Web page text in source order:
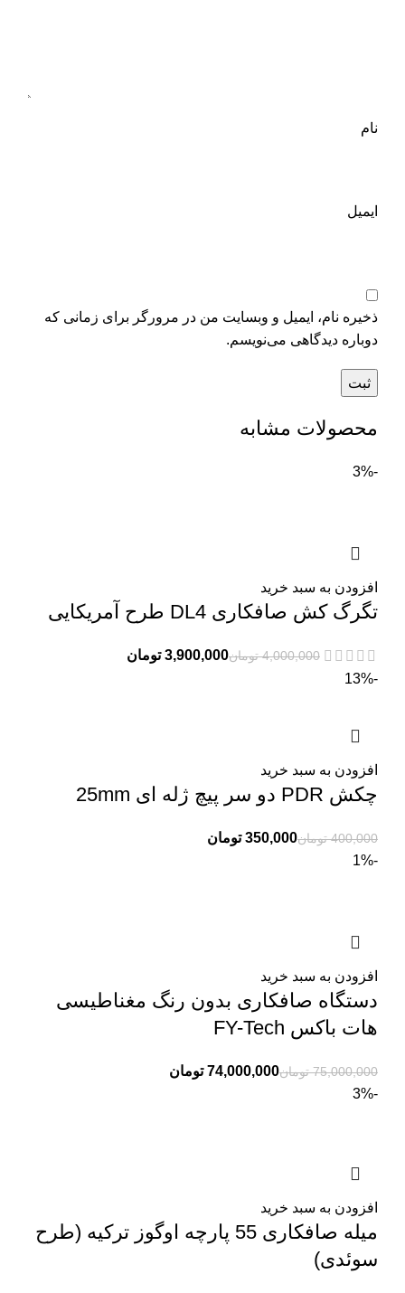
نام
ایمیل
ذخیره نام، ایمیل و وبسایت من در مرورگر برای زمانی که
دوباره دیدگاهی می‌نویسم.
محصولات مشابه
-3%
افزودن به سبد خرید
تگرگ کش صافکاری DL4 طرح آمریکایی
4,000,000 تومان3,900,000 تومان
-13%
افزودن به سبد خرید
چکش PDR دو سر پیچ ژله ای 25mm
400,000 تومان350,000 تومان
-1%
افزودن به سبد خرید
دستگاه صافکاری بدون رنگ مغناطیسی
هات باکس FY-Tech
75,000,000 تومان74,000,000 تومان
-3%
افزودن به سبد خرید
میله صافکاری 55 پارچه اوگوز ترکیه (طرح
سوئدی)